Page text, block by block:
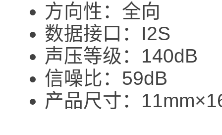
方向性：全向
数据接口：I2S
声压等级：140dB
信噪比：59dB
产品尺寸：